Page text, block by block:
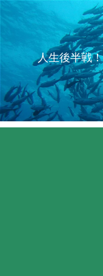
人生後半戦